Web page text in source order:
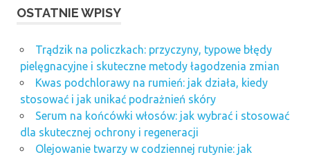
OSTATNIE WPISY
Trądzik na policzkach: przyczyny, typowe błędy
pielęgnacyjne i skuteczne metody łagodzenia zmian
Kwas podchlorawy na rumień: jak działa, kiedy
stosować i jak unikać podrażnień skóry
Serum na końcówki włosów: jak wybrać i stosować
dla skutecznej ochrony i regeneracji
Olejowanie twarzy w codziennej rutynie: jak